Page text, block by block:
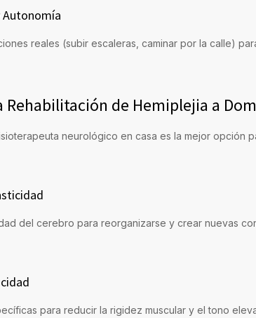
Autonomía
reales (subir escaleras, caminar por la calle)
Rehabilitación de Hemiplejia a
neurológico en casa es la mejor opción
del cerebro para reorganizarse y crear nuevas
para reducir la rigidez muscular y el tono